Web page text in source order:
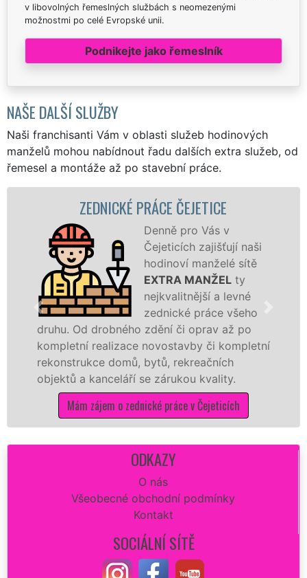
v libovolných řemeslných službách s neomezenými
možnostmi po celé Evropské unii.
Podnikejte jako řemeslník
NAŠE DALŠÍ SLUŽBY
Naši franchisanti Vám v oblasti služeb hodinových
manželů mohou nabídnout řadu dalších extra služeb, od
řemesel a montáže až po stavební práce.
PRÁCE ČEJETICE
Denně pro Vás v
Čejeticích zajišťují naši
hodinoví manželé sítě
EXTRA MANŽELty
nejkvalitnější a levné
zednické práce všeho
zdění či oprav až po
novostavby či kompletní
bytů, rekreačních
se zárukou kvality.
o zednické práce v Čejeticích
rekonstrukci či
dokonale
sádrokartonů a
dovozu
ODKAZY
O nás
Všeobecné obchodní podmínky
Kontakt
SOCIÁLNÍ SÍTĚ